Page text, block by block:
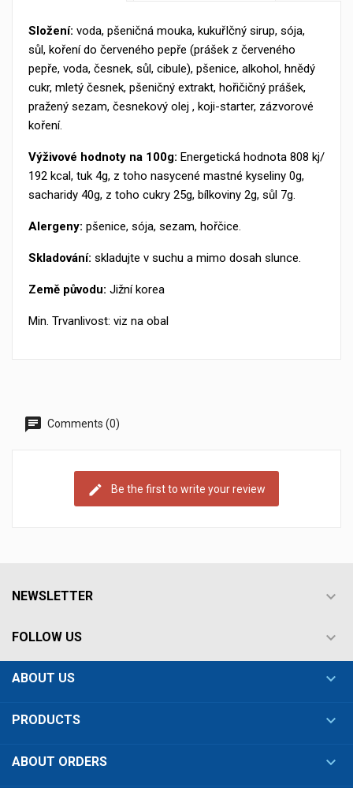
Složení: voda, pšeničná mouka, kukuřIčný sirup, sója,
sůl, koření do červeného pepře (prášek z červeného
pepře, voda, česnek, sůl, cibule), pšenice, alkohol, hnědý
cukr, mletý česnek, pšeničný extrakt, hořičičný prášek,
pražený sezam, česnekový olej , koji-starter, zázvorové
koření.
Výživové hodnoty na 100g: Energetická hodnota 808 kj/
192 kcal, tuk 4g, z toho nasycené mastné kyseliny 0g,
sacharidy 40g, z toho cukry 25g, bílkoviny 2g, sůl 7g.
Alergeny: pšenice, sója, sezam, hořčice.
Skladování: skladujte v suchu a mimo dosah slunce.
Země původu: Jižní korea
Min. Trvanlivost: viz na obal
Comments (0)
Be the first to write your review
NEWSLETTER 
FOLLOW US 
ABOUT US 
PRODUCTS 
ABOUT ORDERS 
Cancel Create wishlist